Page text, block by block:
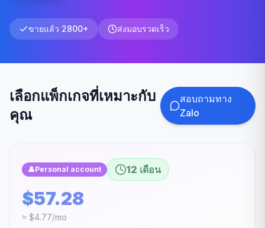
ขายแล้ว 2800+ ส่งมอบรวดเร็ว
เลือกแพ็กเกจที่เหมาะกับ
คุณ
สอบถามทาง
Zalo
👤Personal account 12 เดือน
$57.28
≈ $4.77/mo